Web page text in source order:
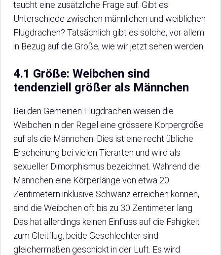
taucht eine zusätzliche Frage auf. Gibt es
Unterschiede zwischen männlichen und weiblichen
Flugdrachen? Tatsächlich gibt es solche, vor allem
in Bezug auf die Größe, wie wir jetzt sehen werden.
4.1 Größe: Weibchen sind
tendenziell größer als Männchen
Bei den Gemeinen Flugdrachen weisen die
Weibchen in der Regel eine grössere Körpergröße
auf als die Männchen. Dies ist eine recht übliche
Erscheinung bei vielen Tierarten und wird als
sexueller Dimorphismus bezeichnet. Während die
Männchen eine Körperlänge von etwa 20
Zentimetern inklusive Schwanz erreichen können,
sind die Weibchen oft bis zu 30 Zentimeter lang.
Das hat allerdings keinen Einfluss auf die Fähigkeit
zum Gleitflug, beide Geschlechter sind
gleichermaßen geschickt in der Luft. Es wird